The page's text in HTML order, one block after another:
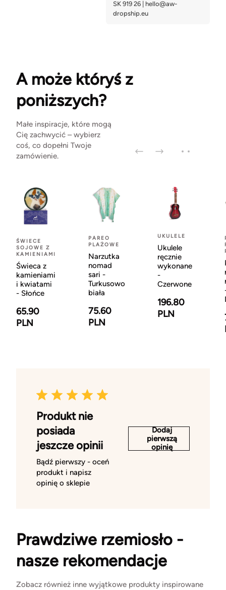
A może któryś z
poniższych?
Małe inspiracje, które mogą
Cię zachwycić – wybierz
coś, co dopełni Twoje
zamówienie.
ŚWIECE
SOJOWE Z
KAMIENIAMI
Świeca z
kamieniami
i kwiatami
- Słońce
65.90
PLN
PAREO
PLAŻOWE
Narzutka
nomad
sari -
Turkusowo
biała
75.60
PLN
UKULELE
Ukulele
ręcznie
wykonane
-
Czerwone
196.80
PLN
Produkt nie
posiada
jeszcze opinii
Bądź pierwszy - oceń
produkt i napisz
opinię o sklepie
Dodaj
pierwszą
opinię
Prawdziwe rzemiosło -
nasze rekomendacje
Zobacz również inne wyjątkowe produkty inspirowane